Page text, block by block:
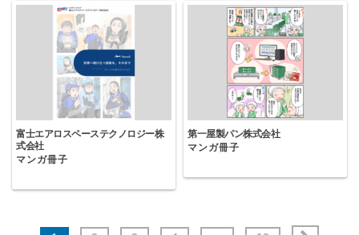
富士エアロスペーステクノロジー株
式会社
マンガ冊子
第一屋製パン株式会社
マンガ冊子